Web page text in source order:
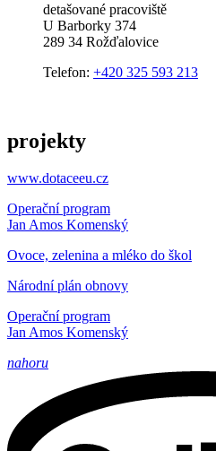
detašované pracoviště
U Barborky 374
289 34 Rožďalovice
Telefon: +420 325 593 213
projekty
www.dotaceeu.cz
Operační program
Jan Amos Komenský
Ovoce, zelenina a mléko do škol
Národní plán obnovy
Operační program
Jan Amos Komenský
nahoru